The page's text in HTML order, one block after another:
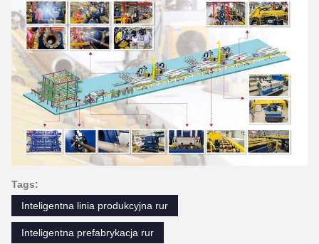
Tags:
Inteligentna linia produkcyjna rur
Inteligentna prefabrykacja rur